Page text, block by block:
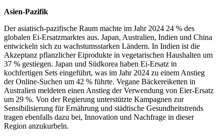
Asien-Pazifik
Der asiatisch-pazifische Raum machte im Jahr 2024 24 % des
globalen Ei-Ersatzmarktes aus. Japan, Australien, Indien und China
entwickeln sich zu wachstumsstarken Ländern. In Indien ist die
Akzeptanz pflanzlicher Eiprodukte in vegetarischen Haushalten um
37 % gestiegen. Japan und Südkorea haben Ei-Ersatz in
kochfertigen Sets eingeführt, was im Jahr 2024 zu einem Anstieg
der Online-Suchen um 42 % führte. Vegane Bäckereiketten in
Australien meldeten einen Anstieg der Verwendung von Eier-Ersatz
um 29 %. Von der Regierung unterstützte Kampagnen zur
Sensibilisierung für Ernährung und städtische Gesundheitstrends
tragen ebenfalls dazu bei, Innovation und Nachfrage in dieser
Region anzukurbeln.